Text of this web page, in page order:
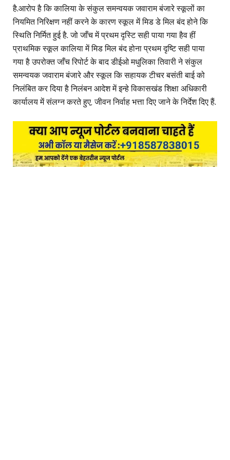
है.आरोप है कि कालिया के संकुल समन्वयक जवाराम बंजारे स्कूलों का
नियमित निरिक्षण नहीं करने के कारण स्कूल में मिड डे मिल बंद होने कि
स्थिति निर्मित हुई है. जो जाँच में प्रथम दृस्टि सही पाया गया हैव हीं
प्राथमिक स्कूल कालिया में मिड मिल बंद होना प्रथम दृष्टि सही पाया
गया है उपरोक्त जाँच रिपोर्ट के बाद डीईओ मधुलिका तिवारी ने संकुल
समन्वयक जवाराम बंजारे और स्कूल कि सहायक टीचर बसंती बाई को
निलंबित कर दिया है निलंबन आदेश में इन्हे विकासखंड शिक्षा अधिकारी
कार्यालय में संलग्न करते हुए, जीवन निर्वाह भत्ता दिए जाने के निर्देश दिए हैं.